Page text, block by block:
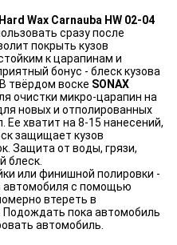
Wax Carnauba HW 02-04
сразу после
покрыть кузов
к царапинам и
бонус - блеск кузова
твёрдом воске SONAX
очистки микро-царапин на
новых и отполированных
Ее хватит на 8-15 нанесений,
защищает кузов
Защита от воды, грязи,
блеск.
или финишной полировки -
автомобиля с помощью
втереть в
пока автомобиль
автомобиль.